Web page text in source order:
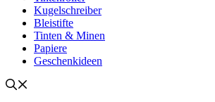
Kugelschreiber
Bleistifte
Tinten & Minen
Papiere
Geschenkideen